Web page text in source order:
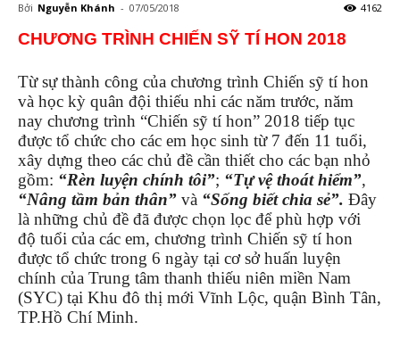
Bởi Nguyễn Khánh - 07/05/2018 4162
CHƯƠNG TRÌNH CHIẾN SỸ TÍ HON 2018
Từ sự thành công của chương trình Chiến sỹ tí hon
và học kỳ quân đội thiếu nhi các năm trước, năm
nay chương trình “Chiến sỹ tí hon” 2018 tiếp tục
được tổ chức cho các em học sinh từ 7 đến 11 tuổi,
xây dựng theo các chủ đề cần thiết cho các bạn nhỏ
gồm: “Rèn luyện chính tôi”; “Tự vệ thoát hiểm”,
“Nâng tầm bản thân” và “Sống biết chia sẻ”. Đây
là những chủ đề đã được chọn lọc để phù hợp với
độ tuổi của các em, chương trình Chiến sỹ tí hon
được tổ chức trong 6 ngày tại cơ sở huấn luyện
chính của Trung tâm thanh thiếu niên miền Nam
(SYC) tại Khu đô thị mới Vĩnh Lộc, quận Bình Tân,
TP.Hồ Chí Minh.